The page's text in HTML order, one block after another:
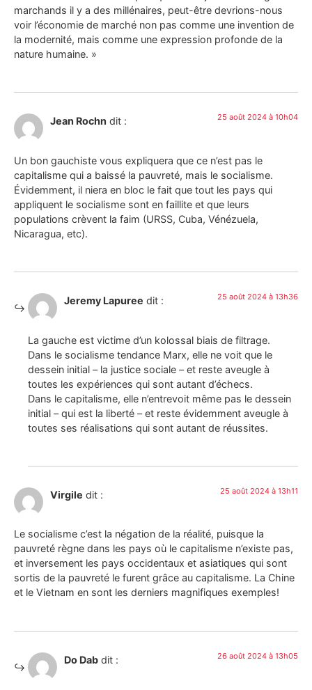
marchands il y a des millénaires, peut-être devrions-nous
voir l’économie de marché non pas comme une invention de
la modernité, mais comme une expression profonde de la
nature humaine. »
Jean Rochn dit : 25 août 2024 à 10h04
Un bon gauchiste vous expliquera que ce n’est pas le
capitalisme qui a baissé la pauvreté, mais le socialisme.
Évidemment, il niera en bloc le fait que tout les pays qui
appliquent le socialisme sont en faillite et que leurs
populations crèvent la faim (URSS, Cuba, Vénézuela,
Nicaragua, etc).
Jeremy Lapuree dit : 25 août 2024 à 13h36
La gauche est victime d’un kolossal biais de filtrage.
Dans le socialisme tendance Marx, elle ne voit que le
dessein initial – la justice sociale – et reste aveugle à
toutes les expériences qui sont autant d’échecs.
Dans le capitalisme, elle n’entrevoit même pas le dessein
initial – qui est la liberté – et reste évidemment aveugle à
toutes ses réalisations qui sont autant de réussites.
Virgile dit : 25 août 2024 à 13h11
Le socialisme c’est la négation de la réalité, puisque la
pauvreté règne dans les pays où le capitalisme n’existe pas,
et inversement les pays occidentaux et asiatiques qui sont
sortis de la pauvreté le furent grâce au capitalisme. La Chine
et le Vietnam en sont les derniers magnifiques exemples!
Do Dab dit : 26 août 2024 à 13h05